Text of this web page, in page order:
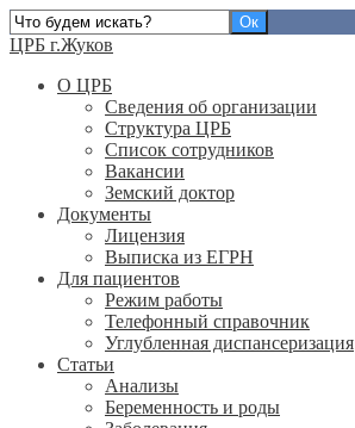
ЦРБ г.Жуков
О ЦРБ
Сведения об организации
Структура ЦРБ
Список сотрудников
Вакансии
Земский доктор
Документы
Лицензия
Выписка из ЕГРН
Для пациентов
Режим работы
Телефонный справочник
Углубленная диспансеризация
Статьи
Анализы
Беременность и роды